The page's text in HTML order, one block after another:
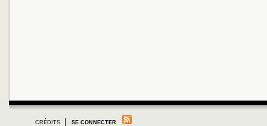
CRÉDITS SE CONNECTER